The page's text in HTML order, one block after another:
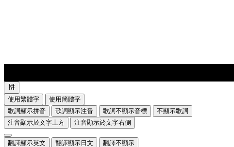
使用繁體字
使用簡體字
歌詞顯示拼音
歌詞顯示注音 歌詞不顯示音標
不顯示歌詞
注音顯示於文字上方
注音顯示於文字右側
翻譯顯示英文 翻譯顯示日文 翻譯不顯示